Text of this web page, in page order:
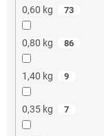
0,60 kg 73
0,80 kg 86
1,40 kg 9
0,35 kg 7